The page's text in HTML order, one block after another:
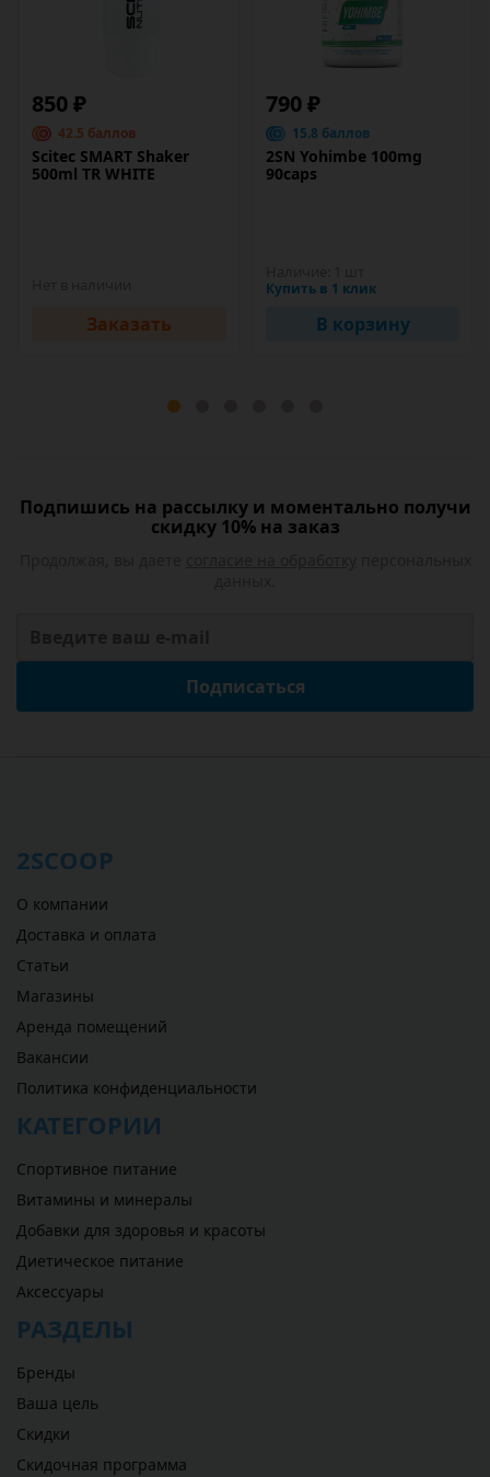
850 ₽
42.5 баллов
Scitec SMART Shaker
500ml TR WHITE
Заказать
790 ₽
15.8 баллов
2SN Yohimbe 100mg
90caps
Купить в 1 клик
В корзину
Подпишись на рассылку и моментально получи
скидку 10% на заказ
Подписаться
2SCOOP
О компании
Доставка и оплата
Статьи
Магазины
Аренда помещений
Вакансии
Политика конфиденциальности
КАТЕГОРИИ
Спортивное питание
Витамины и минералы
Добавки для здоровья и красоты
Диетическое питание
Аксессуары
РАЗДЕЛЫ
Бренды
Ваша цель
Скидки
Скидочная программа